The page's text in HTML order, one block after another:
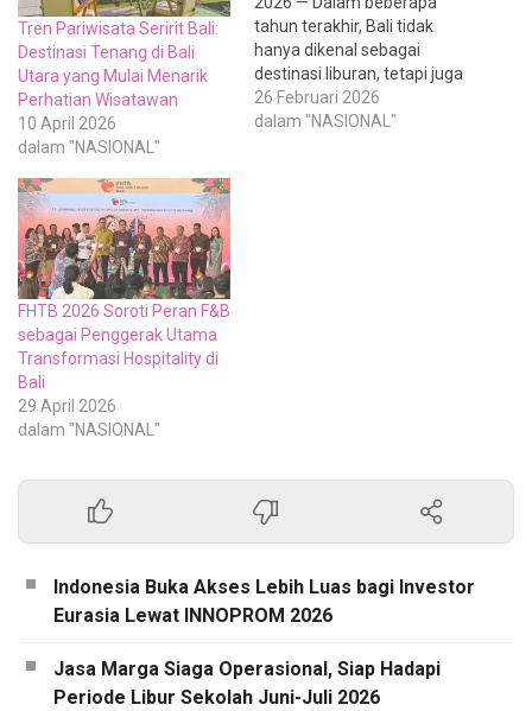
Tren Pariwisata Seririt Bali:
Destinasi Tenang di Bali
Utara yang Mulai Menarik
Perhatian Wisatawan
10 April 2026
dalam "NASIONAL"
tahun terakhir, Bali tidak
hanya dikenal sebagai
destinasi liburan, tetapi juga
sebagai pusat gaya hidup
remote bagi profesional dari
26 Februari 2026
dalam "NASIONAL"
FHTB 2026 Soroti Peran F&B
sebagai Penggerak Utama
Transformasi Hospitality di
Bali
29 April 2026
dalam "NASIONAL"
Indonesia Buka Akses Lebih Luas bagi Investor
Eurasia Lewat INNOPROM 2026
Jasa Marga Siaga Operasional, Siap Hadapi
Periode Libur Sekolah Juni-Juli 2026